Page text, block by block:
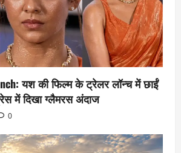
यश की फिल्म के ट्रेलर लॉन्च में छाईं
में दिखा ग्लैमरस अंदाज
0